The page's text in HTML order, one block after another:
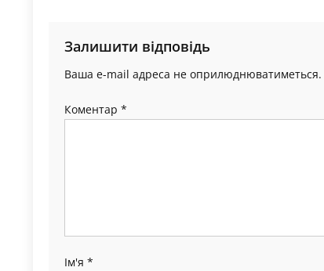
Залишити відповідь
Ваша e-mail адреса не оприлюднюватиметься.
Коментар *
Ім'я *